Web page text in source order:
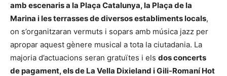
amb escenaris a la Plaça Catalunya, la Plaça de la
Marina i les terrasses de diversos establiments locals,
on s’organitzaran vermuts i sopars amb música jazz per
apropar aquest gènere musical a tota la ciutadania. La
majoria d’actuacions seran gratuïtes i els dos concerts
de pagament, els de La Vella Dixieland i Gili-Romaní Hot